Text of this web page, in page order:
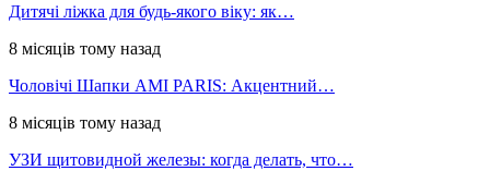
Дитячі ліжка для будь-якого віку: як…
8 місяців тому назад
Чоловічі Шапки AMI PARIS: Акцентний…
8 місяців тому назад
УЗИ щитовидной железы: когда делать, что…